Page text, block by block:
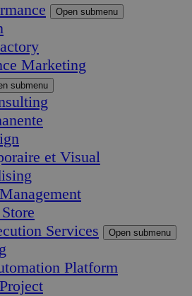
Open submenu
Marketing
submenu
et Visual
Services
Open submenu
Platform